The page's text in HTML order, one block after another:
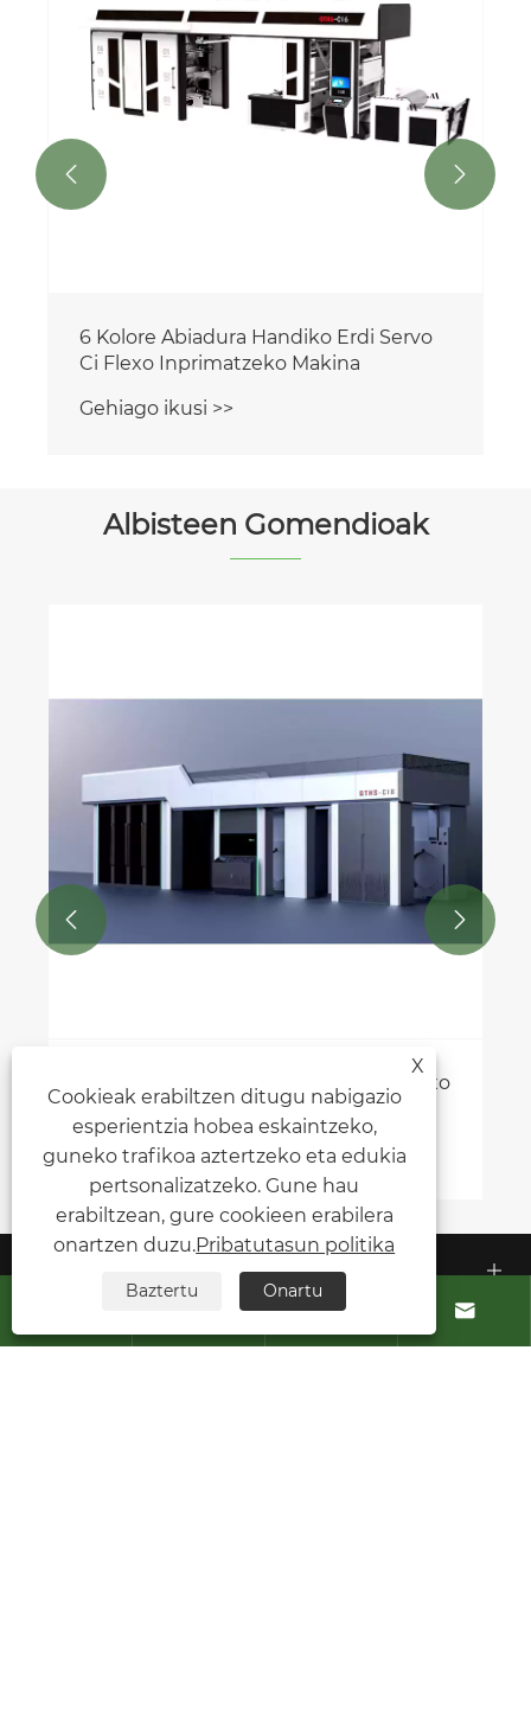
6 Kolore Abiadura Handiko Erdi Servo
Ci Flexo Inprimatzeko Makina
Gehiago ikusi >>
 
Albisteen Gomendioak
Nola funtzionatzen du CI motako Flexo
inprimatzeko makina batek?
Gehiago ikusi >>
 
Produktuak
 
X
Cookieak erabiltzen ditugu nabigazio
esperientzia hobea eskaintzeko,
guneko trafikoa aztertzeko eta edukia
pertsonalizatzeko. Gune hau
erabiltzean, gure cookieen erabilera
onartzen duzu.Pribatutasun politika
Baztertu Onartu